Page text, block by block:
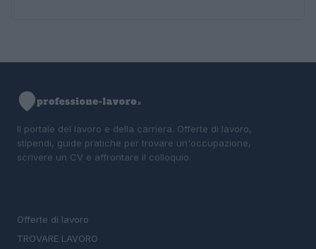
Il portale del lavoro e della carriera. Offerte di lavoro,
stipendi, guide pratiche per trovare un'occupazione,
scrivere un CV e affrontare il colloquio.
Offerte di lavoro
TROVARE LAVORO